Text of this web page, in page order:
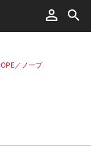
／ノープ